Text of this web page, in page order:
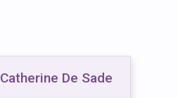
Catherine De Sade